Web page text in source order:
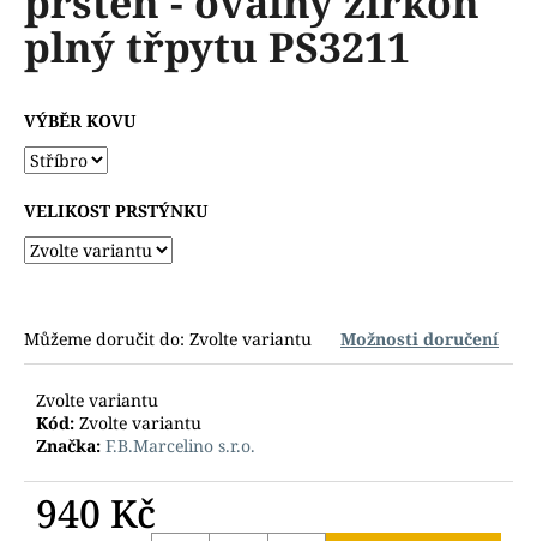
5
hvězdiček.
plný třpytu PS3211
VÝBĚR KOVU
VELIKOST PRSTÝNKU
Můžeme doručit do: Zvolte variantu Možnosti doručení
Zvolte variantu
Kód: Zvolte variantu
Značka: F.B.Marcelino s.r.o.
940 Kč
u
e
m
e